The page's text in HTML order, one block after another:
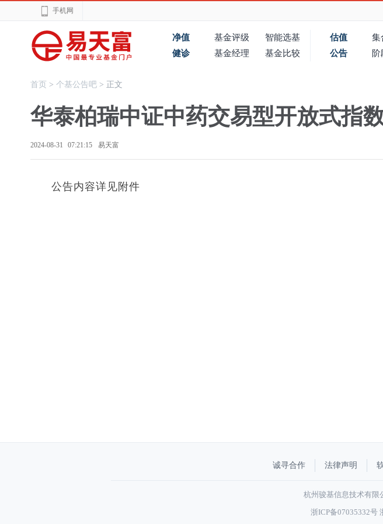
手机网
净值 基金评级
智能选基
健诊
基金经理 基金比较
估值 集
公告
阶
首页 > 个基公告吧 > 正文
华泰柏瑞中证中药交易型开放式指
2024-08-31 07:21:15 易天富
公告内容详见附件
诚寻合作 法律声明
杭州骏基信息技术有限
浙ICP备07035332号